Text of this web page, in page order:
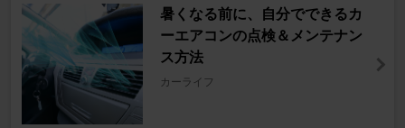
暑くなる前に、自分でできるカ
ーエアコンの点検＆メンテナン
ス方法
カーライフ